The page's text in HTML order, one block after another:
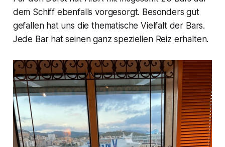
dem Schiff ebenfalls vorgesorgt. Besonders gut
gefallen hat uns die thematische Vielfalt der Bars.
Jede Bar hat seinen ganz speziellen Reiz erhalten.